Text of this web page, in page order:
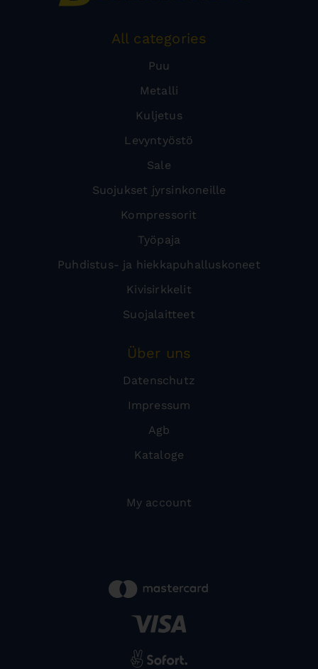
All categories
Puu
Metalli
Kuljetus
Levyntyöstö
Sale
Suojukset jyrsinkoneille
Kompressorit
Työpaja
Puhdistus- ja hiekkapuhalluskoneet
Kivisirkkelit
Suojalaitteet
Über uns
Datenschutz
Impressum
Agb
Kataloge
My account